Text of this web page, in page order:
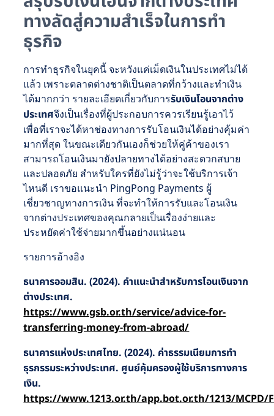
ทางลัดสู่ความสำเร็จในการทำ
ธุรกิจ
การทำธุรกิจในยุคนี้ จะหวังแค่เม็ดเงินในประเทศไม่ได้
แล้ว เพราะตลาดต่างชาติเป็นตลาดที่กว้างและทำเงิน
ได้มากกว่า รายละเอียดเกี่ยวกับการรับเงินโอนจากต่าง
ประเทศจึงเป็นเรื่องที่ผู้ประกอบการควรเรียนรู้เอาไว้
เพื่อที่เราจะได้หาช่องทางการรับโอนเงินได้อย่างคุ้มค่า
มากที่สุด ในขณะเดียวกันเองก็ช่วยให้คู่ค้าของเรา
สามารถโอนเงินมายังปลายทางได้อย่างสะดวกสบาย
และปลอดภัย สำหรับใครที่ยังไม่รู้ว่าจะใช้บริการเจ้า
ไหนดี เราขอแนะนำ PingPong Payments ผู้
เชี่ยวชาญทางการเงิน ที่จะทำให้การรับและโอนเงิน
จากต่างประเทศของคุณกลายเป็นเรื่องง่ายและ
ประหยัดค่าใช้จ่ายมากขึ้นอย่างแน่นอน
รายการอ้างอิง
ธนาคารออมสิน. (2024). คำแนะนำสำหรับการโอนเงินจาก
ต่างประเทศ.
https://www.gsb.or.th/service/advice-for-
transferring-money-from-abroad/
ธนาคารแห่งประเทศไทย. (2024). ค่าธรรมเนียมการทำ
ธุรกรรมระหว่างประเทศ. ศูนย์คุ้มครองผู้ใช้บริการทางการ
เงิน.
https://www.1213.or.th/app.bot.or.th/1213/